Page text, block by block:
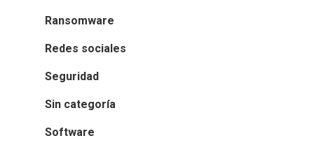
Ransomware
Redes sociales
Seguridad
Sin categoría
Software